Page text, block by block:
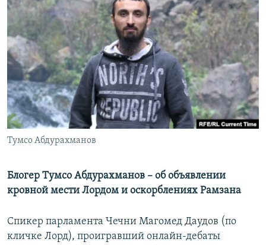
поискуСЕВЕР.РЕАЛИИ
СИБИРЬ.РЕАЛИИ
РАСПИСАНИЕ ВЕЩАНИЯ
ПОДПИШИТЕСЬ НА РАССЫЛКУ
СОЦИАЛЬНЫЕ СЕТИ
Все сайты РСЕ/РС
Тумсо Абдурахманов
Блогер Тумсо Абдурахманов – об объявлении
кровной мести Лордом и оскорблениях Рамзана
Спикер парламента Чечни Магомед Даудов (по
кличке Лорд), проигравший онлайн-дебаты